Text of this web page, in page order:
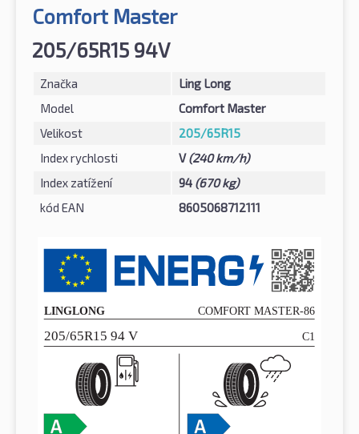
Comfort Master
205/65R15 94V
Značka
Ling Long
Model
Comfort Master
Velikost
205/65R15
Index rychlosti
V(240 km/h)
Index zatížení
94 (670 kg)
kód EAN
8605068712111